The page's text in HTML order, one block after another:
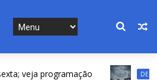
veja programação DESTAQUES